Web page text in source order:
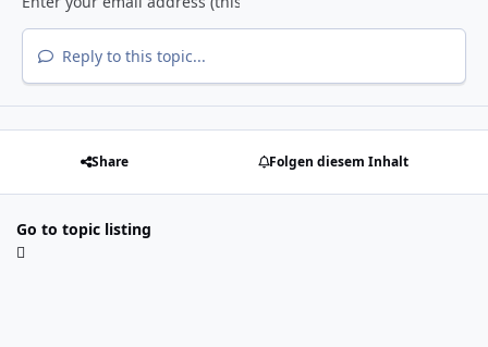
Reply to this topic...
Share Folgen diesem Inhalt
Go to topic listing